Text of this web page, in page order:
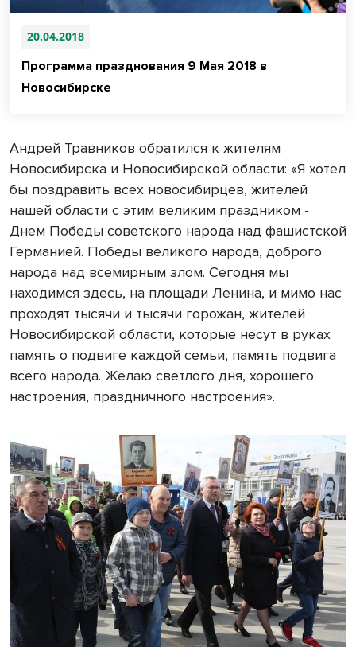
20.04.2018
Программа празднования 9 Мая 2018 в
Новосибирске
Андрей Травников обратился к жителям
Новосибирска и Новосибирской области: «Я хотел
бы поздравить всех новосибирцев, жителей
нашей области с этим великим праздником -
Днем Победы советского народа над фашистской
Германией. Победы великого народа, доброго
народа над всемирным злом. Сегодня мы
находимся здесь, на площади Ленина, и мимо нас
проходят тысячи и тысячи горожан, жителей
Новосибирской области, которые несут в руках
память о подвиге каждой семьи, память подвига
всего народа. Желаю светлого дня, хорошего
настроения, праздничного настроения».